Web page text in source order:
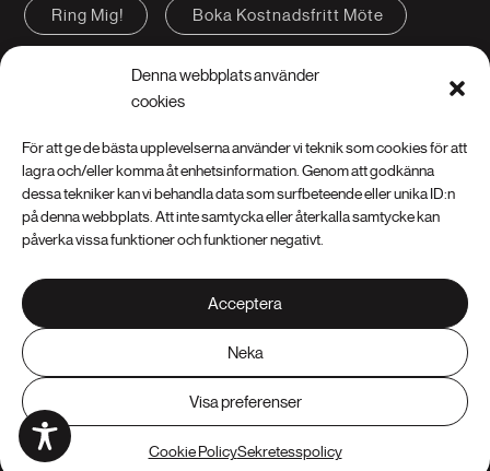
Denna webbplats använder
cookies
För att ge de bästa upplevelserna använder vi teknik som cookies för att
lagra och/eller komma åt enhetsinformation. Genom att godkänna
dessa tekniker kan vi behandla data som surfbeteende eller unika ID:n
på denna webbplats. Att inte samtycka eller återkalla samtycke kan
påverka vissa funktioner och funktioner negativt.
Acceptera
Neka
Visa preferenser
Cookie PolicySekretesspolicy
Ring Mig! Boka Kostnadsfritt Möte
Kontakta oss FAQ
Instagram LinkedIn Facebook
Skicka kunduppgifter Cookie Policy (EU)
Integritetspolicy (EU)
© 2026 - Insign AB | Webbdesign av Insign